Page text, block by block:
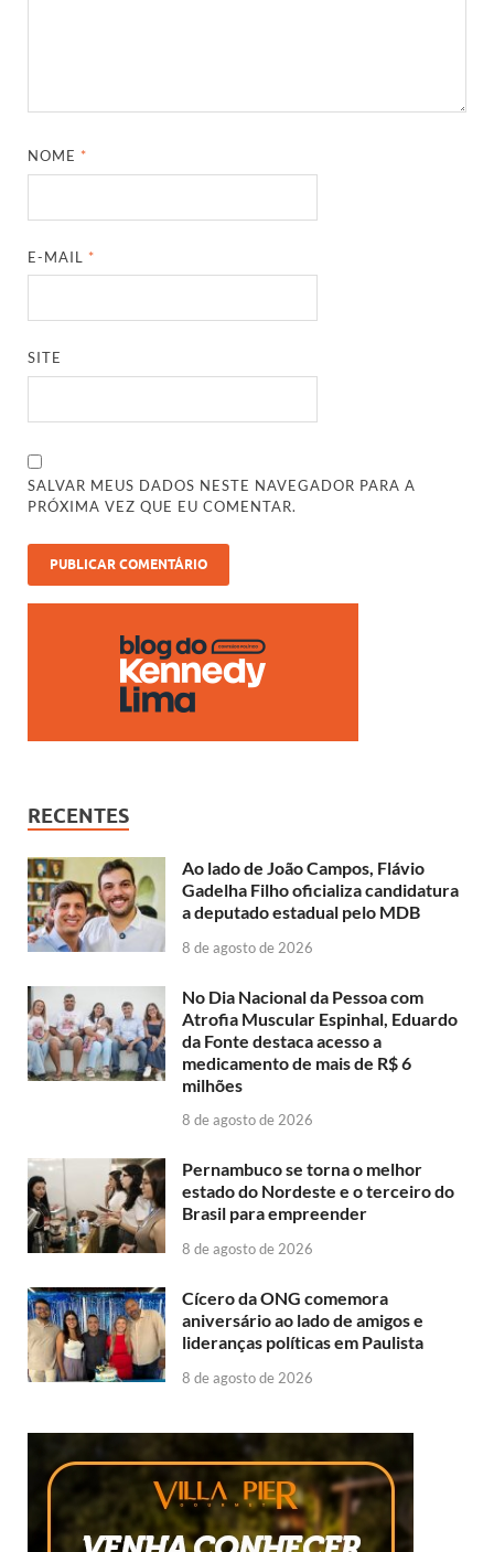
NOME*
E-MAIL*
SITE
SALVAR MEUS DADOS NESTE NAVEGADOR PARA A
PRÓXIMA VEZ QUE EU COMENTAR.
RECENTES
Ao lado de João Campos, Flávio
Gadelha Filho oficializa candidatura
a deputado estadual pelo MDB
8 de agosto de 2026
No Dia Nacional da Pessoa com
Atrofia Muscular Espinhal, Eduardo
da Fonte destaca acesso a
medicamento de mais de R$ 6
milhões
8 de agosto de 2026
Pernambuco se torna o melhor
estado do Nordeste e o terceiro do
Brasil para empreender
8 de agosto de 2026
Cícero da ONG comemora
aniversário ao lado de amigos e
lideranças políticas em Paulista
8 de agosto de 2026